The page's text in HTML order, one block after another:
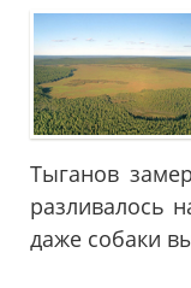
Тыганов
разливалось
даже собаки